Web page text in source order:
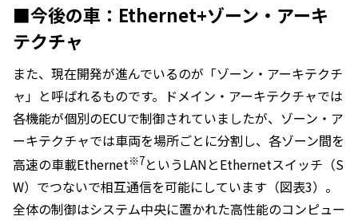
■今後の車：Ethernet+ゾーン・アーキ
テクチャ
また、現在開発が進んでいるのが「ゾーン・アーキテクチ
ャ」と呼ばれるものです。ドメイン・アーキテクチャでは
各機能が個別のECUで制御されていましたが、ゾーン・ア
ーキテクチャでは車両を場所ごとに分割し、各ゾーン間を
高速の車載Ethernet※7というLANとEthernetスイッチ（S
W）でつないで相互通信を可能にしています（図表3）。
全体の制御はシステム中央に置かれた高性能のコンピュー